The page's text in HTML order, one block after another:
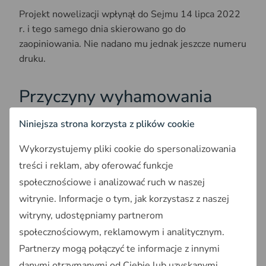
Projekt nowelizacji wpłynął do Sejmu 14 lipca 2022
r. i tego samego dnia skierowano go do
zaopiniowania. Nie nadano mu jednak jeszcze numeru
druku.
Przyczyny wyhamowania
prac nad projektem ustawy
Ministerka Klimatu i Środowiska Anna Moskwa
pytana o przyczyny wyhamowania prac nad projektem
nowelizacji powiedziała, że jedną z nich jest
gorączka energetyczna w Sejmie
przyjęte w ostatnim czasie ustawy związane z
energetyką, czyli m.in ustawę gazowa, węglową czy
zamrażającą ceny prądu.
Niniejsza strona korzysta z plików cookie
Wykorzystujemy pliki cookie do spersonalizowania
treści i reklam, aby oferować funkcje
społecznościowe i analizować ruch w naszej
witrynie. Informacje o tym, jak korzystasz z naszej
witryny, udostępniamy partnerom
społecznościowym, reklamowym i analitycznym.
Partnerzy mogą połączyć te informacje z innymi